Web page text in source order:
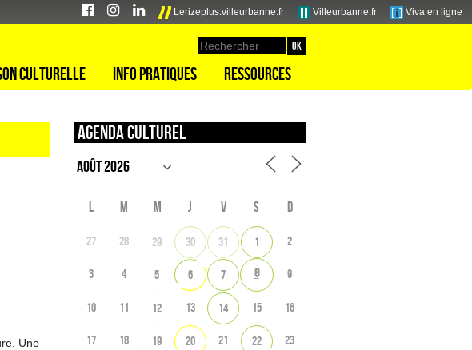
Lerizeplus.villeurbanne.fr Villeurbanne.fr Viva en ligne
culturelle Info pratiques Ressources
Une
Agenda culturel
L M M J V S D
27 28 29 30 31 1 2
3 4 5 6 7 8 9
10 11 12 13 14 15 16
17 18 19 20 21 22 23